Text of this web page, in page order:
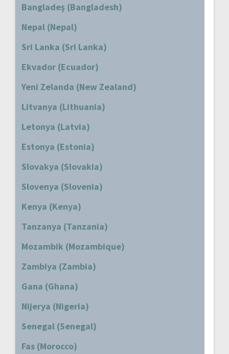
Bangladeş (Bangladesh)
Nepal (Nepal)
Sri Lanka (Sri Lanka)
Ekvador (Ecuador)
Yeni Zelanda (New Zealand)
Litvanya (Lithuania)
Letonya (Latvia)
Estonya (Estonia)
Slovakya (Slovakia)
Slovenya (Slovenia)
Kenya (Kenya)
Tanzanya (Tanzania)
Mozambik (Mozambique)
Zambiya (Zambia)
Gana (Ghana)
Nijerya (Nigeria)
Senegal (Senegal)
Fas (Morocco)